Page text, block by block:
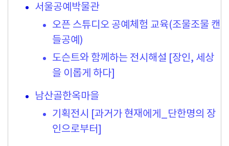
서울공예박물관
오픈 스튜디오 공예체험 교육(조물조물 캔
들공예)
도슨트와 함께하는 전시해설 [장인, 세상
을 이롭게 하다]
남산골한옥마을
기획전시 [과거가 현재에게_단한명의 장
인으로부터]